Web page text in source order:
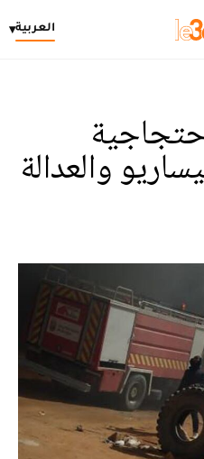
العربية▾
والعدالة